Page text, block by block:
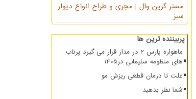
مستر گرین وال | مجری و طراح انواع دیوار
سبز
پربیننده ترین ها
ماهواره پارس 2 در مدار قرار می گیرد پرتاب
های منظومه سلیمانی در1405
علت تا درمان قطعی ریزش مو
شما نظر بدهید